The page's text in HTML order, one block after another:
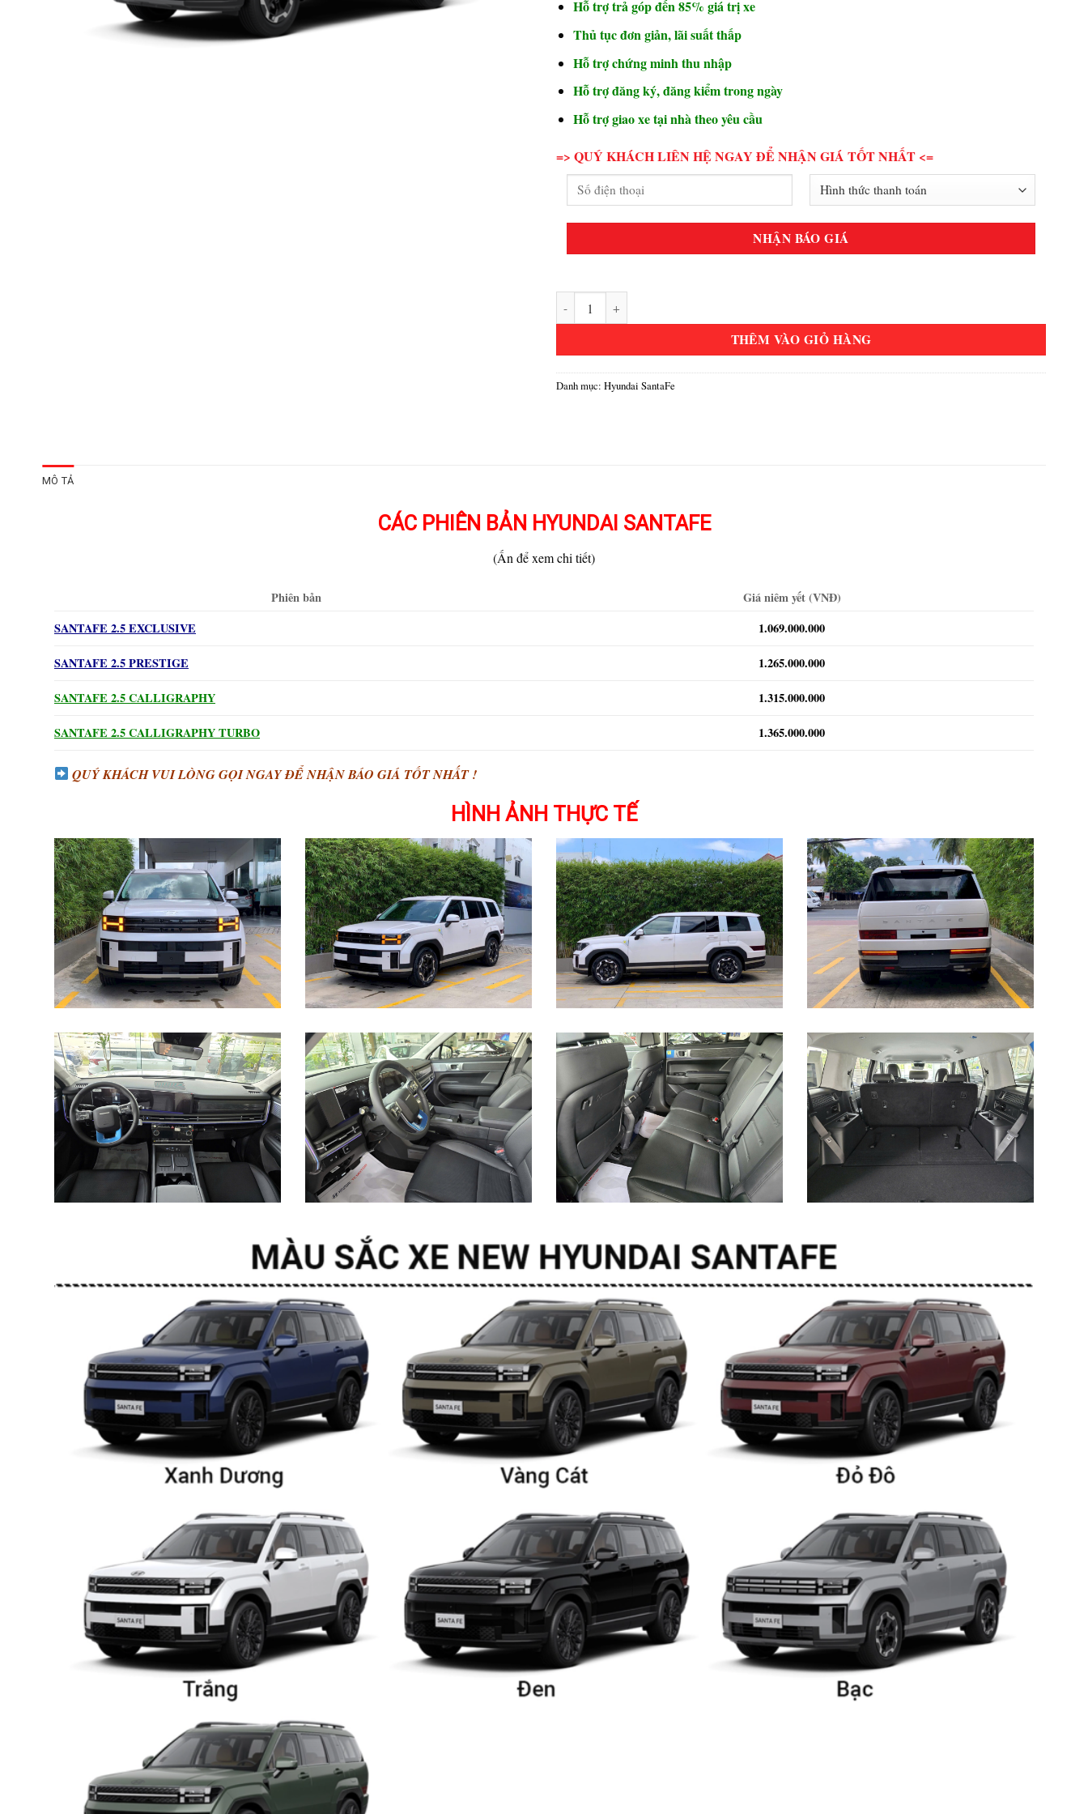
Hỗ trợ trả góp đến 85% giá trị xe
Thủ tục đơn giản, lãi suất thấp
Hỗ trợ chứng minh thu nhập
Hỗ trợ đăng ký, đăng kiểm trong ngày
Hỗ trợ giao xe tại nhà theo yêu cầu
=> QUÝ KHÁCH LIÊN HỆ NGAY ĐỂ NHẬN GIÁ TỐT NHẤT <=
SANTAFE EXCLUSIVE số lượng
THÊM VÀO GIỎ HÀNG
Danh mục: Hyundai SantaFe
MÔ TẢ
CÁC PHIÊN BẢN HYUNDAI SANTAFE
(Ấn để xem chi tiết)
Phiên bản
Giá niêm yết (VNĐ)
SANTAFE 2.5 EXCLUSIVE
1.069.000.000
SANTAFE 2.5 PRESTIGE 1.265.000.000
SANTAFE 2.5 CALLIGRAPHY 1.315.000.000
SANTAFE 2.5 CALLIGRAPHY TURBO 1.365.000.000
QUÝ KHÁCH VUI LÒNG GỌI NGAY ĐỂ NHẬN BÁO GIÁ TỐT NHẤT !
HÌNH ẢNH THỰC TẾ